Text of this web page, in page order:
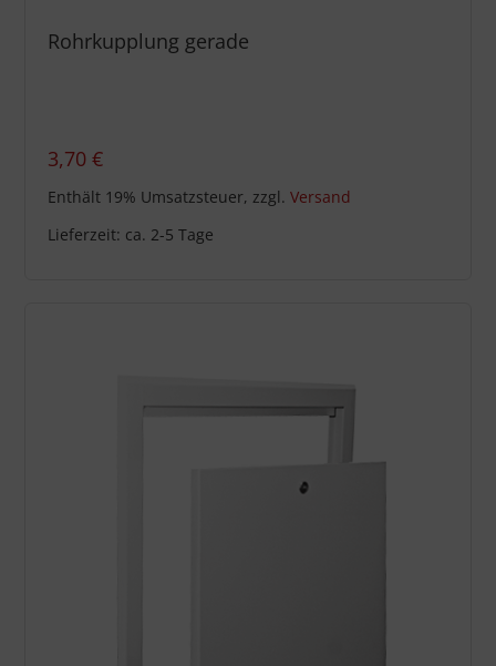
Rohrkupplung gerade
3,70€
Enthält 19% Umsatzsteuer, zzgl.Versand
Lieferzeit: ca. 2-5 Tage